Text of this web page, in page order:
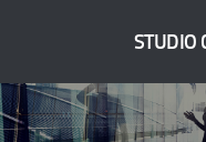
STUDIO